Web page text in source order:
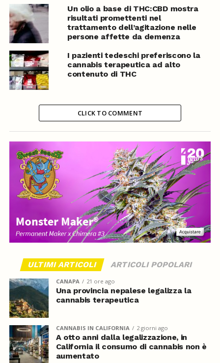
Un olio a base di THC:CBD mostra
risultati promettenti nel
trattamento dell’agitazione nelle
persone affette da demenza
I pazienti tedeschi preferiscono la
cannabis terapeutica ad alto
contenuto di THC
CLICK TO COMMENT
ULTIMI ARTICOLI ARTICOLI POPOLARI
CANAPA 21 ore ago
Una provincia nepalese legalizza la
cannabis terapeutica
CANNABIS IN CALIFORNIA 2 giorni ago
A otto anni dalla legalizzazione, in
California il consumo di cannabis non è
aumentato